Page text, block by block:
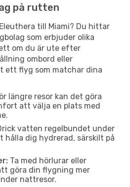
på rutten
till Miami? Du hittar
som erbjuder olika
om du är ute efter
ombord eller
ett flyg som matchar dina
längre resor kan det göra
att välja en plats med
vatten regelbundet under
dig hydrerad, särskilt på
Ta med hörlurar eller
göra din flygning mer
nattresor.